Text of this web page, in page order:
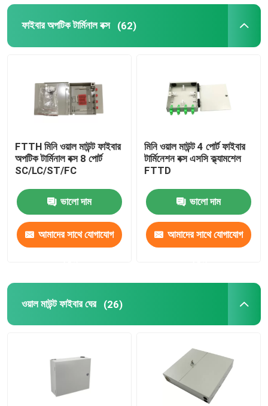
ফাইবার অপটিক টার্মিনাল বক্স (62)
FTTH মিনি ওয়াল মাউন্ট ফাইবার
অপটিক টার্মিনাল বক্স 8 পোর্ট
SC/LC/ST/FC
ভালো দাম
আমাদের সাথে যোগাযোগ
মিনি ওয়াল মাউন্ট 4 পোর্ট ফাইবার
টার্মিনেশন বক্স এসসি ক্ল্যামশেল
FTTD
ভালো দাম
আমাদের সাথে যোগাযোগ
ওয়াল মাউন্ট ফাইবার ঘের (26)